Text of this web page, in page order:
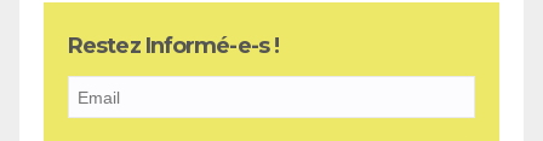
Restez Informé-e-s !